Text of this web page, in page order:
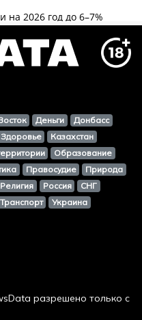
Деньги
Донбасс
Здоровье
Казахстан
Образование
Правосудие
Природа
Религия Россия
СНГ
Транспорт
Украина
разрешено только с